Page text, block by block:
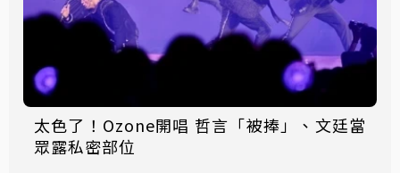
太色了！Ozone開唱 哲言「被捧」、文廷當
眾露私密部位